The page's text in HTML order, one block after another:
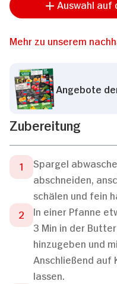
Auswahl auf
Mehr zu unserem
Angebote
Zubereitung
Spargel
abschneiden,
schälen und fein
In einer Pfanne
3 Min in der
hinzugeben und
Anschließend auf
lassen.